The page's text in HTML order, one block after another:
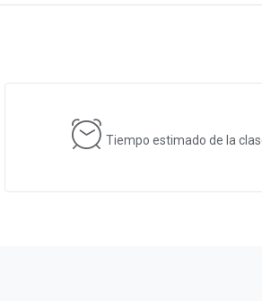
Tiempo estimado de la